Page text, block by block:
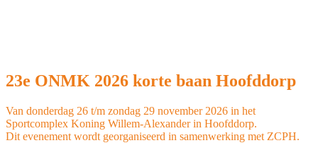
23e ONMK 2026 korte baan Hoofddorp
Van donderdag 26 t/m zondag 29 november 2026 in het
Sportcomplex Koning Willem-Alexander in Hoofddorp.
Dit evenement wordt georganiseerd in samenwerking met ZCPH.